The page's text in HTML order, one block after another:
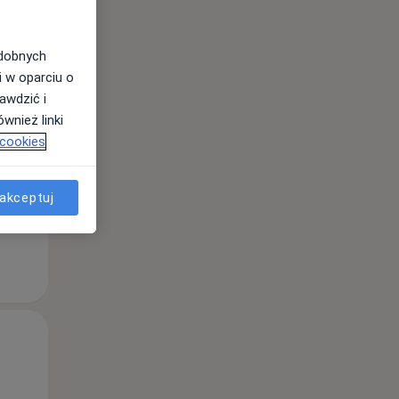
Śr,
w oparciu o
i
linki